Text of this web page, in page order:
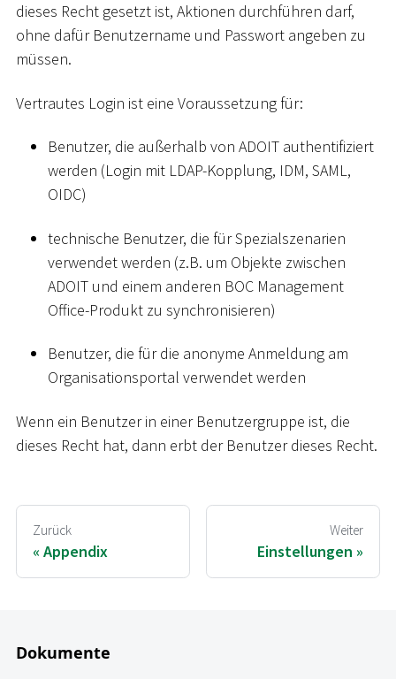
dieses Recht gesetzt ist, Aktionen durchführen darf,
ohne dafür Benutzername und Passwort angeben zu
müssen.
Vertrautes Login ist eine Voraussetzung für:
Benutzer, die außerhalb von ADOIT authentifiziert
werden (Login mit LDAP-Kopplung, IDM, SAML,
OIDC)
technische Benutzer, die für Spezialszenarien
verwendet werden (z.B. um Objekte zwischen
ADOIT und einem anderen BOC Management
Office-Produkt zu synchronisieren)
Benutzer, die für die anonyme Anmeldung am
Organisationsportal verwendet werden
Wenn ein Benutzer in einer Benutzergruppe ist, die
dieses Recht hat, dann erbt der Benutzer dieses Recht.
Zurück
Appendix
Weiter
Einstellungen
Dokumente